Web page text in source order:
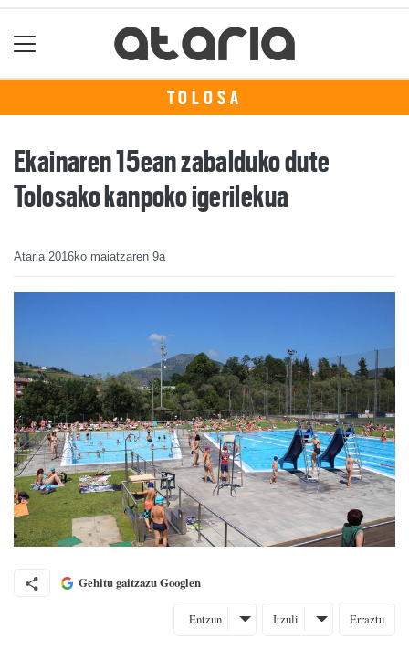
TOLOSA
Ekainaren 15ean zabalduko dute
Tolosako kanpoko igerilekua
Ataria 2016ko maiatzaren 9a
Gehitu gaitzazu Googlen
Entzun Itzuli Erraztu